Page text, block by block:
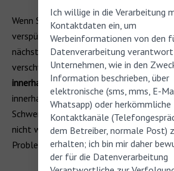
Wenn Sie nach einem Konzert ein
verspürt haben, ist es wahrscheinlich,
nächsten Morgen abgeklungen ist. In
verschwindet derTinnitus nach einem
innerhalb von 16-48 Stundenoder, in
innerhalb von einbis zwei Wochen.
Schwere des post-konzertalen Tinnitus
nicht weiter lauten Geräuschen
Problem nicht zu verschlimmern.
Ich willige in die Verarbeitung
Kontaktdaten ein, um
Werbeinformationen von den
Datenverarbeitung
Unternehmen, wie in den
Information beschrieben, über
elektronische (sms, mms, E-
Whatsapp) oder herkömmliche
Kontaktkanäle
dem Betreiber, normale Post)
erhalten; ich bin mir daher
der für die Datenverarbeitung